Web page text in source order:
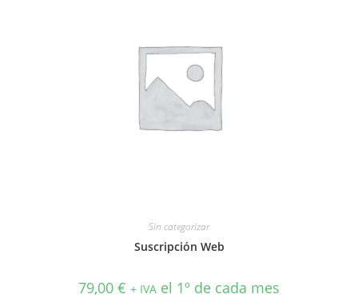
Sin categorizar
Suscripción Web
79,00 € + IVA el 1º de cada mes